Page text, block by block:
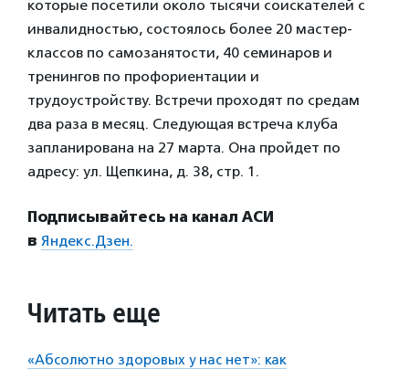
которые посетили около тысячи соискателей с
инвалидностью, состоялось более 20 мастер-
классов по самозанятости, 40 семинаров и
тренингов по профориентации и
трудоустройству. Встречи проходят по средам
два раза в месяц. Следующая встреча клуба
запланирована на 27 марта. Она пройдет по
адресу: ул. Щепкина, д. 38, стр. 1.
Подписывайтесь на канал АСИ
в Яндекс.Дзен.
Читать еще
«Абсолютно здоровых у нас нет»: как